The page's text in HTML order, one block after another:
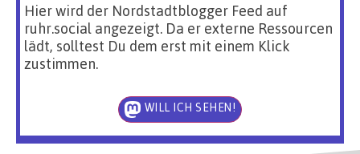
Hier wird der Nordstadtblogger Feed auf
ruhr.social angezeigt. Da er externe Ressourcen
lädt, solltest Du dem erst mit einem Klick
zustimmen.
WILL ICH SEHEN!